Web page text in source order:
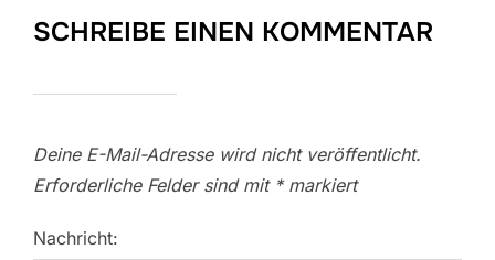
SCHREIBE EINEN KOMMENTAR
Deine E-Mail-Adresse wird nicht veröffentlicht.
Erforderliche Felder sind mit *markiert
Nachricht: